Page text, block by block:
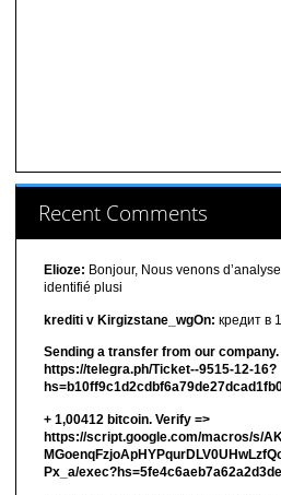
Recent Comments
Elioze: Bonjour, Nous venons
identifié plusi
krediti v Kirgizstane_wgOn: кредит в
Sending a transfer from our company.
https://telegra.ph/Ticket--9515-12-16?
+ 1,00412 bitсоin. Verify =>
https://script.google.com/macros/s/
Px_a/